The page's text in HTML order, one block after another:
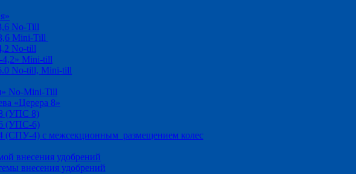
No-Till
Mini-Till
No-till
4,2» Mini-till
No-till, Mini-till
No-Mini-Till
«Церера 8»
(УПС 8)
(УПС-6)
(СПУ-4) с межсекционным размещением колес
внесения удобрений
внесения удобрений